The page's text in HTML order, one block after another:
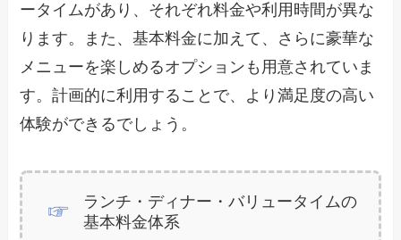
ータイムがあり、それぞれ料金や利用時間が異な
ります。また、基本料金に加えて、さらに豪華な
メニューを楽しめるオプションも用意されていま
す。計画的に利用することで、より満足度の高い
体験ができるでしょう。
ランチ・ディナー・バリュータイムの
基本料金体系